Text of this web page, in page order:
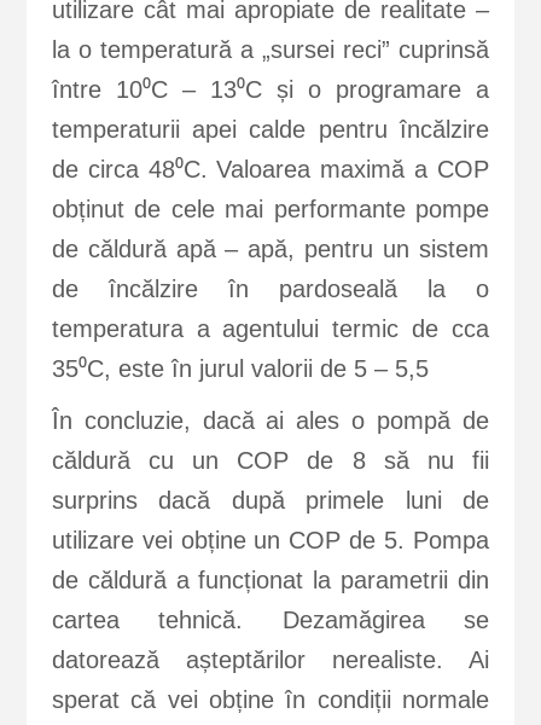
utilizare cât mai apropiate de realitate –
la o temperatură a „sursei reci” cuprinsă
între 10⁰C – 13⁰C și o programare a
temperaturii apei calde pentru încălzire
de circa 48⁰C. Valoarea maximă a COP
obținut de cele mai performante pompe
de căldură apă – apă, pentru un sistem
de încălzire în pardoseală la o
temperatura a agentului termic de cca
35⁰C, este în jurul valorii de 5 – 5,5
În concluzie, dacă ai ales o pompă de
căldură cu un COP de 8 să nu fii
surprins dacă după primele luni de
utilizare vei obține un COP de 5. Pompa
de căldură a funcționat la parametrii din
cartea tehnică. Dezamăgirea se
datorează așteptărilor nerealiste. Ai
sperat că vei obține în condiții normale